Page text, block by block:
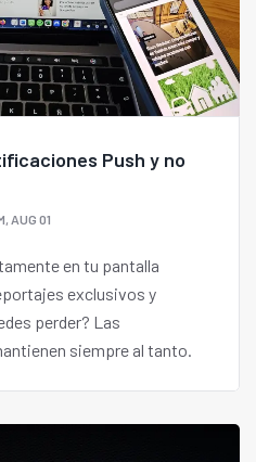
Push y no
AUG 01
en tu pantalla
exclusivos y
perder? Las
siempre al tanto.